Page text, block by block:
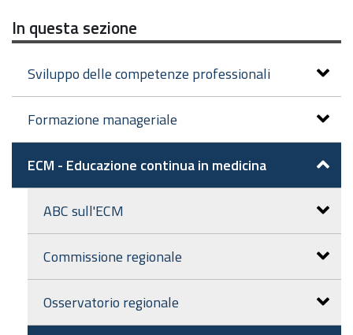
In questa sezione
Sviluppo delle competenze professionali
Formazione manageriale
ECM - Educazione continua in medicina
ABC sull'ECM
Commissione regionale
Osservatorio regionale